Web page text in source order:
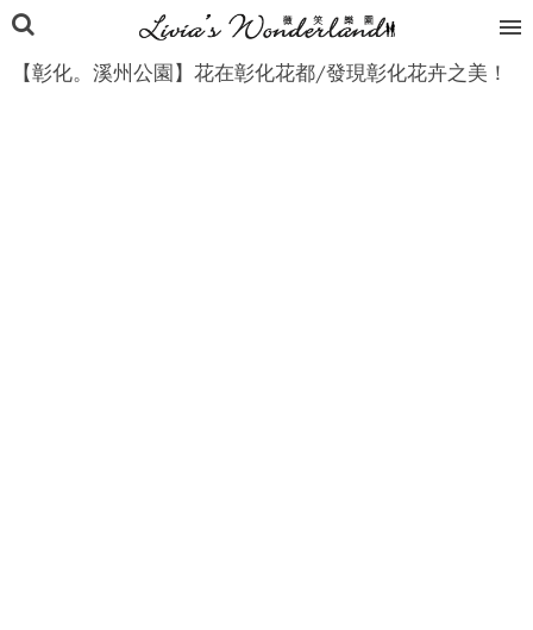
【彰化。溪州公園】花在彰化花都/發現彰化花卉之美！